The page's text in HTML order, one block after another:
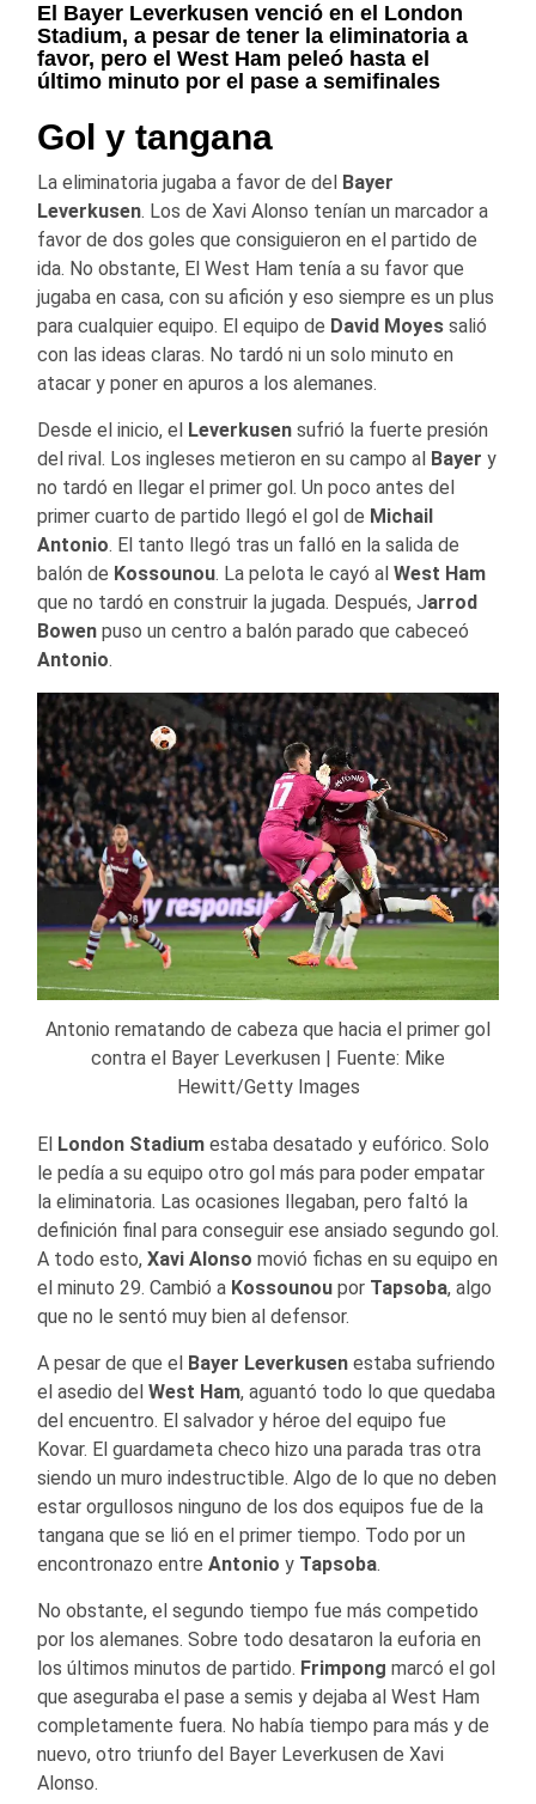
El Bayer Leverkusen venció en el London
Stadium, a pesar de tener la eliminatoria a
favor, pero el West Ham peleó hasta el
último minuto por el pase a semifinales
Gol y tangana
La eliminatoria jugaba a favor de del Bayer
Leverkusen. Los de Xavi Alonso tenían un marcador a
favor de dos goles que consiguieron en el partido de
ida. No obstante, El West Ham tenía a su favor que
jugaba en casa, con su afición y eso siempre es un plus
para cualquier equipo. El equipo de David Moyes salió
con las ideas claras. No tardó ni un solo minuto en
atacar y poner en apuros a los alemanes.
Desde el inicio, el Leverkusen sufrió la fuerte presión
del rival. Los ingleses metieron en su campo al Bayer y
no tardó en llegar el primer gol. Un poco antes del
primer cuarto de partido llegó el gol de Michail
Antonio. El tanto llegó tras un falló en la salida de
balón de Kossounou. La pelota le cayó al West Ham
que no tardó en construir la jugada. Después, Jarrod
Bowen puso un centro a balón parado que cabeceó
Antonio.
Antonio rematando de cabeza que hacia el primer gol
contra el Bayer Leverkusen | Fuente: Mike
Hewitt/Getty Images
El London Stadium estaba desatado y eufórico. Solo
le pedía a su equipo otro gol más para poder empatar
la eliminatoria. Las ocasiones llegaban, pero faltó la
definición final para conseguir ese ansiado segundo gol.
A todo esto, Xavi Alonso movió fichas en su equipo en
el minuto 29. Cambió a Kossounou por Tapsoba, algo
que no le sentó muy bien al defensor.
A pesar de que el Bayer Leverkusen estaba sufriendo
el asedio del West Ham, aguantó todo lo que quedaba
del encuentro. El salvador y héroe del equipo fue
Kovar. El guardameta checo hizo una parada tras otra
siendo un muro indestructible. Algo de lo que no deben
estar orgullosos ninguno de los dos equipos fue de la
tangana que se lió en el primer tiempo. Todo por un
encontronazo entre Antonio y Tapsoba.
No obstante, el segundo tiempo fue más competido
por los alemanes. Sobre todo desataron la euforia en
los últimos minutos de partido. Frimpong marcó el gol
que aseguraba el pase a semis y dejaba al West Ham
completamente fuera. No había tiempo para más y de
nuevo, otro triunfo del Bayer Leverkusen de Xavi
Alonso.